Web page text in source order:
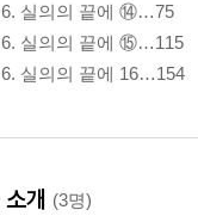
6. 실의의 끝에 ⑭…75
6. 실의의 끝에 ⑮…115
실의의 끝에 16…154
개 (3명)